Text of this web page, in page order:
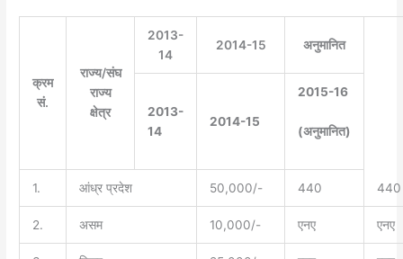
क्रम
सं.
राज्य/संघ
राज्य
क्षेत्र
2013-
14
2014-15 अनुमानित
2013-
14
2014-15
2015-16
(अनुमानित)
1. आंध्र प्रदेश 50,000/- 440 440
2. असम 10,000/- एनए एनए